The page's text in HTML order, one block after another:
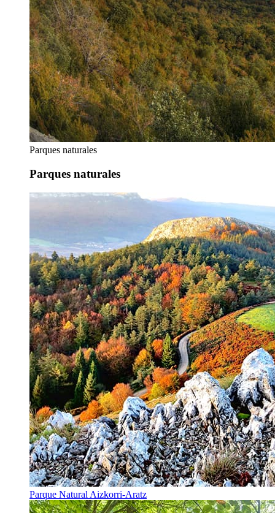
Parques naturales
Parques naturales
Parque Natural Aizkorri-Aratz